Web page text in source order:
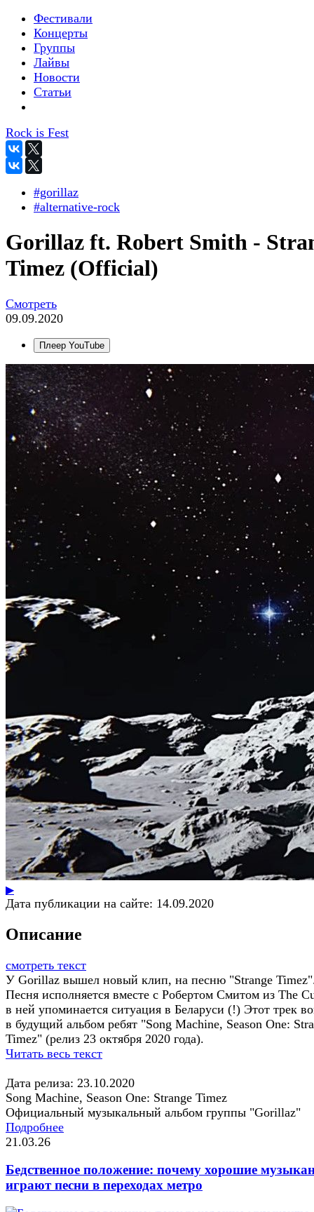
Фестивали
Концерты
Группы
Лайвы
Новости
Статьи
Rock is Fest
#gorillaz
#alternative-rock
Gorillaz ft. Robert Smith -
Timez (Official)
Смотреть
09.09.2020
Плеер YouTube
▶
Дата публикации на сайте: 14.09.2020
Описание
смотреть текст
У Gorillaz вышел новый клип, на песню "Strange
Песня исполняется вместе с Робертом Смитом из The
в ней упоминается ситуация в Беларуси (!) Этот трек
в будущий альбом ребят "Song Machine, Season One:
Timez" (релиз 23 октября 2020 года).
Читать весь текст
Дата релиза: 23.10.2020
Song Machine, Season One: Strange Timez
Официальный музыкальный альбом группы "Gorillaz"
Подробнее
21.03.26
Бедственное положение: почему хорошие
играют песни в переходах метро